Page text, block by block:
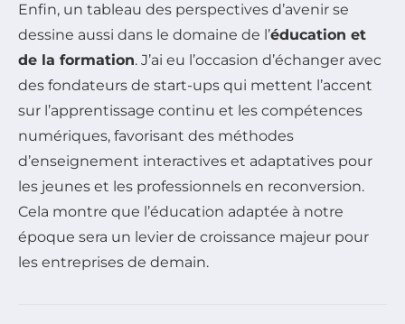
Enfin, un tableau des perspectives d’avenir se
dessine aussi dans le domaine de l’éducation et
de la formation. J’ai eu l’occasion d’échanger avec
des fondateurs de start-ups qui mettent l’accent
sur l’apprentissage continu et les compétences
numériques, favorisant des méthodes
d’enseignement interactives et adaptatives pour
les jeunes et les professionnels en reconversion.
Cela montre que l’éducation adaptée à notre
époque sera un levier de croissance majeur pour
les entreprises de demain.